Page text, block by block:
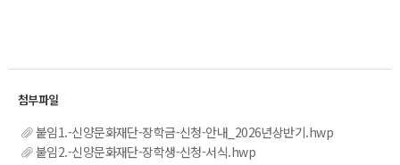
붙임1.-신양문화재단-장학금-신청-안내_2026년상반기.hwp
붙임2.-신양문화재단-장학생-신청-서식.hwp